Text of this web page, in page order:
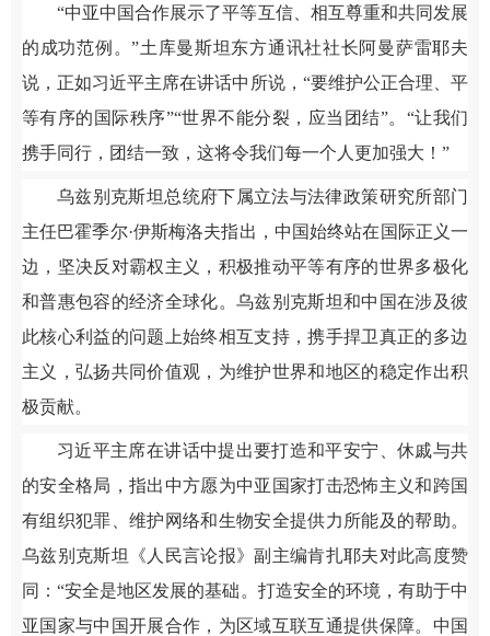
“中亚中国合作展示了平等互信、相互尊重和共同发展
的成功范例。”土库曼斯坦东方通讯社社长阿曼萨雷耶夫
说，正如习近平主席在讲话中所说，“要维护公正合理、平
等有序的国际秩序”“世界不能分裂，应当团结”。“让我们
携手同行，团结一致，这将令我们每一个人更加强大！”
乌兹别克斯坦总统府下属立法与法律政策研究所部门
主任巴霍季尔·伊斯梅洛夫指出，中国始终站在国际正义一
边，坚决反对霸权主义，积极推动平等有序的世界多极化
和普惠包容的经济全球化。乌兹别克斯坦和中国在涉及彼
此核心利益的问题上始终相互支持，携手捍卫真正的多边
主义，弘扬共同价值观，为维护世界和地区的稳定作出积
极贡献。
习近平主席在讲话中提出要打造和平安宁、休戚与共
的安全格局，指出中方愿为中亚国家打击恐怖主义和跨国
有组织犯罪、维护网络和生物安全提供力所能及的帮助。
乌兹别克斯坦《人民言论报》副主编肯扎耶夫对此高度赞
同：“安全是地区发展的基础。打造安全的环境，有助于中
亚国家与中国开展合作，为区域互联互通提供保障。中国